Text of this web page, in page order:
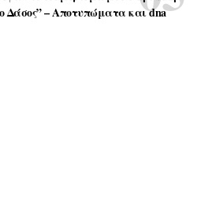
Δάσος” – Αποτυπώματα και dna